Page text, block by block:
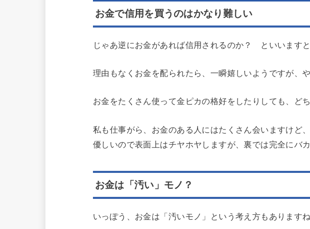
お金で信用を買うのはかなり難しい
じゃあ逆にお金があれば信用されるのか？ といいますと
理由もなくお金を配られたら、一瞬嬉しいようですが、
お金をたくさん使って金ピカの格好をしたりしても、ど
私も仕事がら、お金のある人にはたくさん会いますけど
優しいので表面上はチヤホヤしますが、裏では完全にバカ
お金は「汚い」モノ？
いっぽう、お金は「汚いモノ」という考え方もありますね